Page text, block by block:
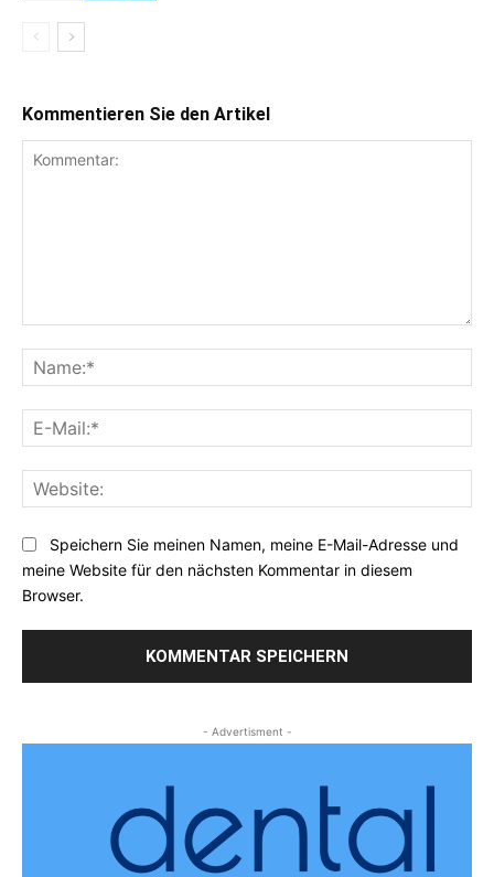
Kommentieren Sie den Artikel
Speichern Sie meinen Namen, meine E-Mail-Adresse und
meine Website für den nächsten Kommentar in diesem
Browser.
- Advertisment -